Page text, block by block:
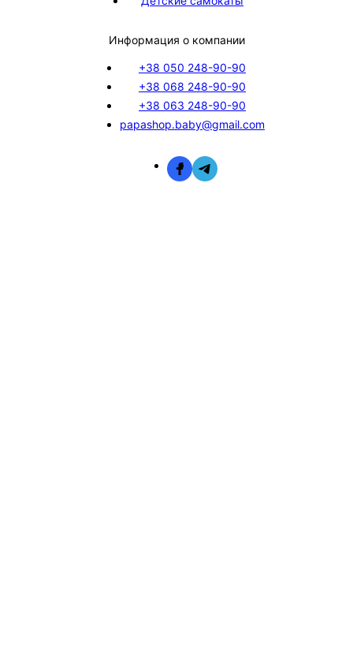
Информация о компании
+38 050 248-90-90
+38 068 248-90-90
+38 063 248-90-90
papashop.baby@gmail.com